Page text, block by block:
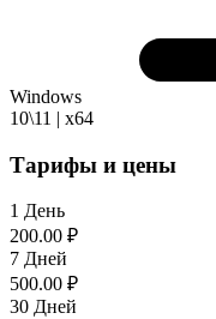
Windows
10\11 | х64
Тарифы и цены
1 День
200.00 ₽
7 Дней
500.00 ₽
30 Дней